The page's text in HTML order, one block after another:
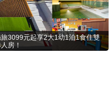
3099元起享2大1幼1泊1食住雙
房！